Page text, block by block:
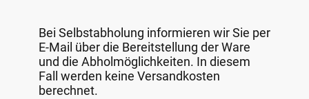
Bei Selbstabholung informieren wir Sie per
E-Mail über die Bereitstellung der Ware
und die Abholmöglichkeiten. In diesem
Fall werden keine Versandkosten
berechnet.